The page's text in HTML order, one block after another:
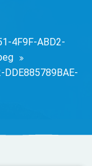
4F9F-ABD2-